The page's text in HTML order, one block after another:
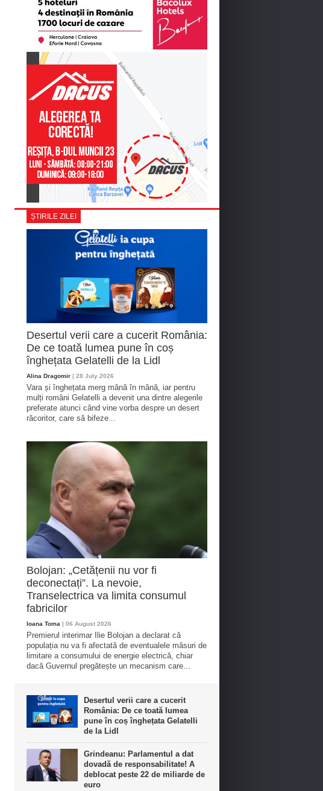
ȘTIRILE ZILEI
Desertul verii care a cucerit România:
De ce toată lumea pune în coș
înghețata Gelatelli de la Lidl
Alina Dragomir | 28 July 2026
Vara și înghețata merg mână în mână, iar pentru
mulți români Gelatelli a devenit una dintre alegerile
preferate atunci când vine vorba despre un desert
răcoritor, care să bifeze...
Bolojan: „Cetățenii nu vor fi
deconectați”. La nevoie,
Transelectrica va limita consumul
fabricilor
Ioana Toma | 06 August 2026
Premierul interimar Ilie Bolojan a declarat că
populația nu va fi afectată de eventualele măsuri de
limitare a consumului de energie electrică, chiar
dacă Guvernul pregătește un mecanism care...
Desertul verii care a cucerit
România: De ce toată lumea
pune în coș înghețata Gelatelli
de la Lidl
Grindeanu: Parlamentul a dat
dovadă de responsabilitate! A
deblocat peste 22 de miliarde de
euro